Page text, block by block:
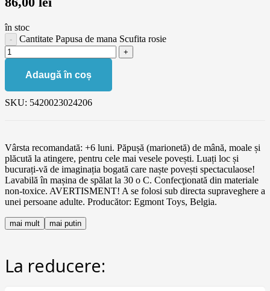
în stoc
Cantitate Papusa de mana Scufita rosie
Adaugă în coș
SKU: 5420023024206
Vârsta recomandată: +6 luni. Păpușă (marionetă) de mână, moale și
plăcută la atingere, pentru cele mai vesele povești. Luați loc și
bucurați-vă de imaginația bogată care naște povești spectaculaose!
Lavabilă în mașina de spălat la 30 o C. Confecţionată din materiale
non-toxice. AVERTISMENT! A se folosi sub directa supraveghere a
unei persoane adulte. Producător: Egmont Toys, Belgia.
mai mult mai putin
La reducere: